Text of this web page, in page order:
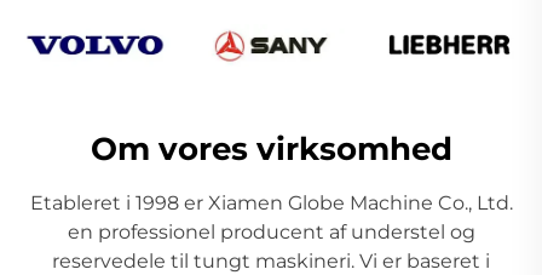
Om vores virksomhed
Etableret i 1998 er Xiamen Globe Machine Co., Ltd.
en professionel producent af understel og
reservedele til tungt maskineri. Vi er baseret i